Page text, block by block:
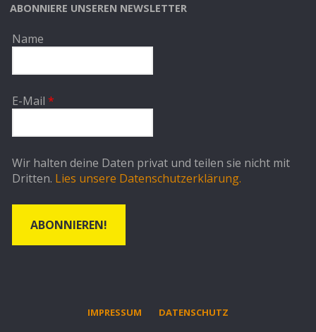
ABONNIERE UNSEREN NEWSLETTER
Name
E-Mail*
Wir halten deine Daten privat und teilen sie nicht mit
Dritten. Lies unsere Datenschutzerklärung.
IMPRESSUM DATENSCHUTZ